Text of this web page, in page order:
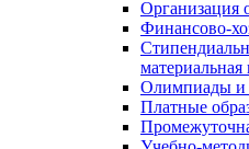
Организация
Финансово-
Олимпиады и
Платные